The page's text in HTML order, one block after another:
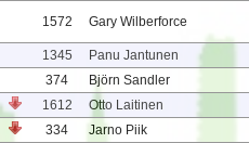
1572 Gary Wilberforce
1345
Panu Jantunen
374
Björn Sandler
1612
Otto Laitinen
334
Jarno Piik